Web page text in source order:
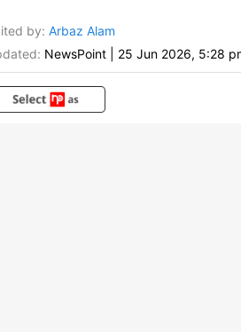
by: Arbaz Alam
NewsPoint 25 Jun 2026, 5:28